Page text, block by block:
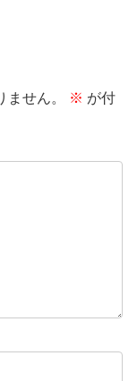
せん。 ※ が付